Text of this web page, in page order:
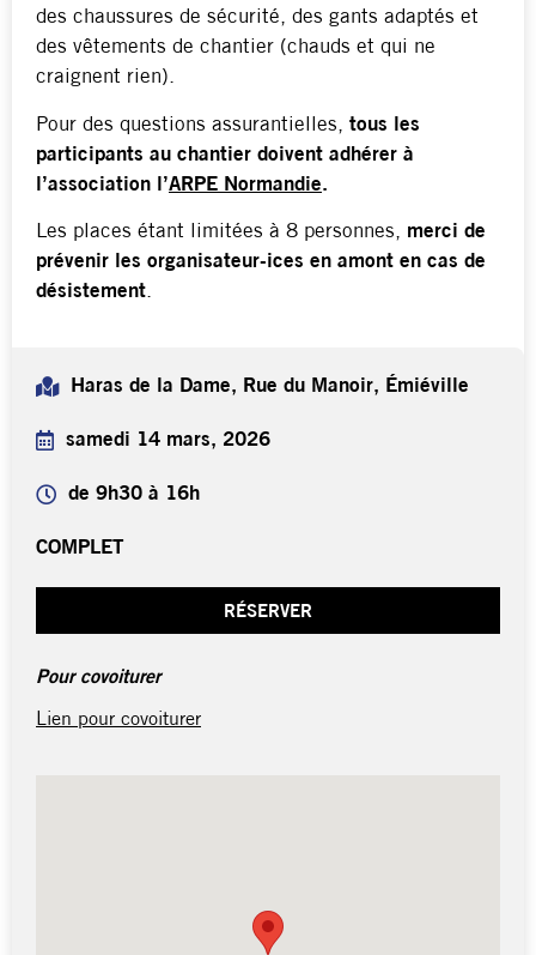
des chaussures de sécurité, des gants adaptés et
des vêtements de chantier (chauds et qui ne
craignent rien).
Pour des questions assurantielles, tous les
participants au chantier doivent adhérer à
l’association l’ARPE Normandie.
Les places étant limitées à 8 personnes, merci de
prévenir les organisateur-ices en amont en cas de
désistement.
Haras de la Dame, Rue du Manoir, Émiéville
samedi 14 mars, 2026
de 9h30 à 16h
COMPLET
RÉSERVER
Pour covoiturer
Lien pour covoiturer